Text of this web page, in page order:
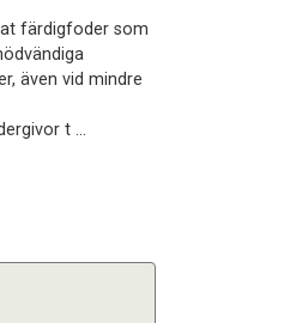
färdigfoder som
även vid mindre
t ...